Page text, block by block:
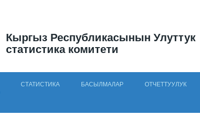
Кыргыз Республикасынын Улуттук
статистика комитети
СТАТИСТИКА БАСЫЛМАЛАР ОТЧЕТТУУЛУК